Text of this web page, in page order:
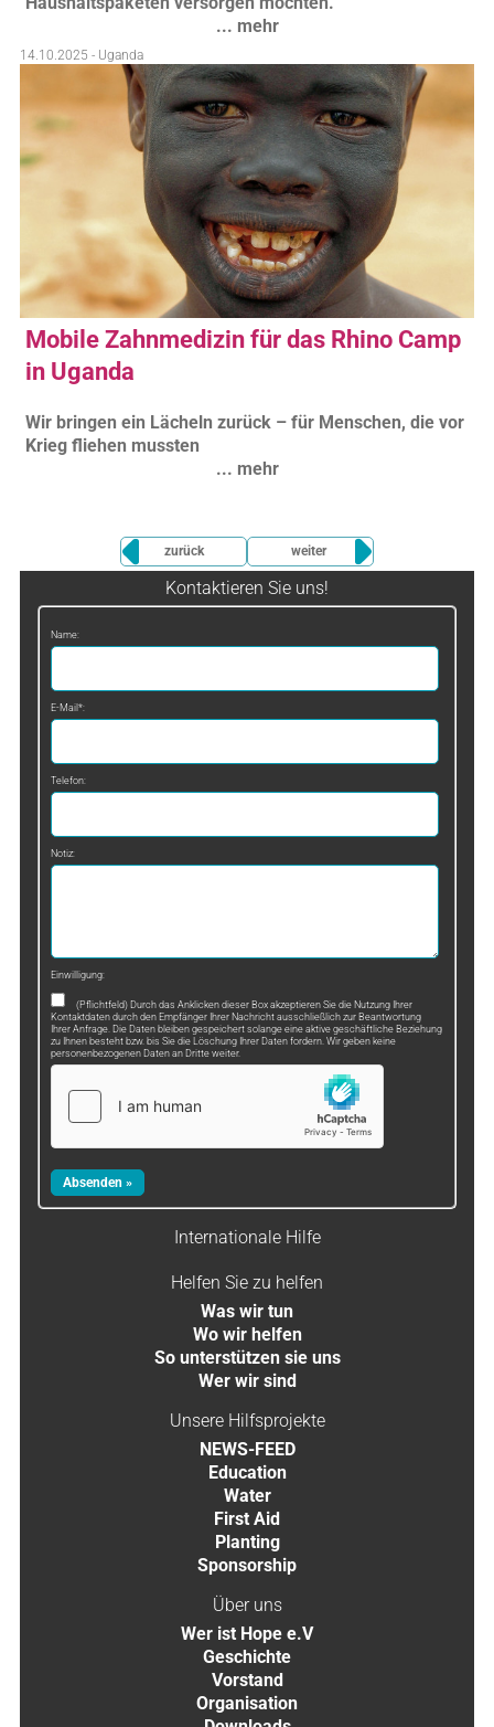
... mehr
14.10.2025 - Uganda
Mobile Zahnmedizin für das Rhino Camp
in Uganda
Wir bringen ein Lächeln zurück – für Menschen, die vor
Krieg fliehen mussten
... mehr
zurück weiter
Kontaktieren Sie uns!
Name:
E-Mail*:
Telefon:
Notiz:
Einwilligung:
(Pflichtfeld) Durch das Anklicken dieser Box akzeptieren Sie die Nutzung Ihrer
Kontaktdaten durch den Empfänger Ihrer Nachricht ausschließlich zur Beantwortung
Ihrer Anfrage. Die Daten bleiben gespeichert solange eine aktive geschäftliche Beziehung
zu Ihnen besteht bzw. bis Sie die Löschung Ihrer Daten fordern. Wir geben keine
personenbezogenen Daten an Dritte weiter.
Internationale Hilfe
Helfen Sie zu helfen
Was wir tun
Wo wir helfen
So unterstützen sie uns
Wer wir sind
Unsere Hilfsprojekte
NEWS-FEED
Education
Water
First Aid
Planting
Sponsorship
Über uns
Wer ist Hope e.V
Geschichte
Vorstand
Organisation